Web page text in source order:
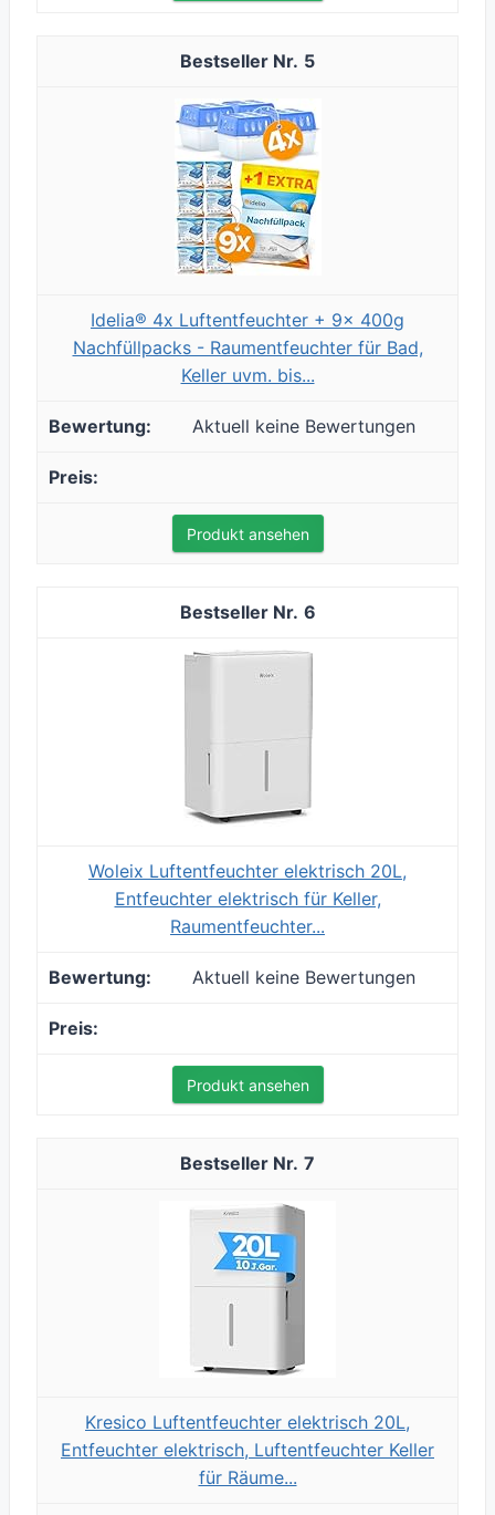
5
Idelia® 4x Luftentfeuchter + 9x 400g
Nachfüllpacks - Raumentfeuchter für Bad,
Keller uvm. bis...
Aktuell keine Bewertungen
Produkt ansehen
6
Woleix Luftentfeuchter elektrisch 20L,
Entfeuchter elektrisch für Keller,
Raumentfeuchter...
Aktuell keine Bewertungen
Produkt ansehen
7
Kresico Luftentfeuchter elektrisch 20L,
Entfeuchter elektrisch, Luftentfeuchter Keller
für Räume...